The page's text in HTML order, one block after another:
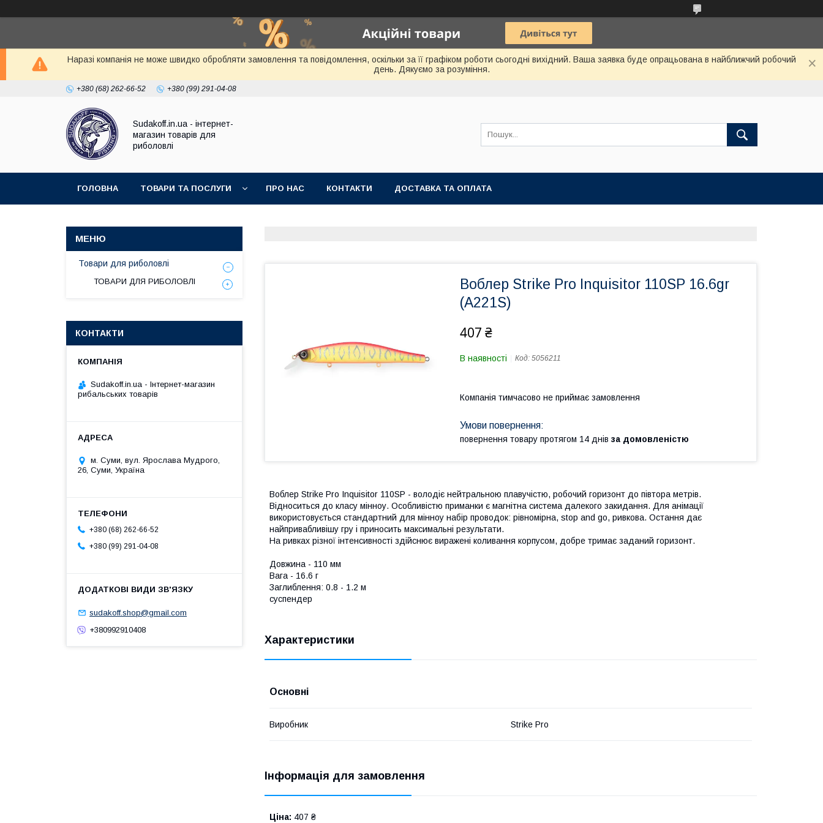
Наразі компанія не може швидко обробляти замовлення та повідомлення, оскільки за її графіком роботи сьогодні вихідний. Ваша заявка буде опрацьована в найближчий робочий
день. Дякуємо за розуміння.
+380 (68) 262-66-52 +380 (99) 291-04-08
Sudakoff.in.ua - інтернет-
магазин товарів для
риболовлі
ГОЛОВНА ТОВАРИ ТА ПОСЛУГИ ПРО НАС КОНТАКТИ ДОСТАВКА ТА ОПЛАТА
Воблер Strike Pro Inquisitor 110SP 16.6gr
(A221S)
407 ₴
В наявності Код: 5056211
Компанія тимчасово не приймає замовлення
повернення товару протягом 14 днів за домовленістю
Воблер Strike Pro Inquisitor 110SP - володіє нейтральною плавучістю, робочий горизонт до півтора метрів.
Відноситься до класу мінноу. Особливістю приманки є магнітна система далекого закидання. Для анімації
використовується стандартний для мінноу набір проводок: рівномірна, stop and go, ривкова. Остання дає
найпривабливішу гру і приносить максимальні результати.
На ривках різної інтенсивності здійснює виражені коливання корпусом, добре тримає заданий горизонт.
Довжина - 110 мм
Вага - 16.6 г
Заглиблення: 0.8 - 1.2 м
суспендер
Характеристики
Основні
Виробник Strike Pro
Інформація для замовлення
Ціна: 407 ₴
Товари для риболовлі
ТОВАРИ ДЛЯ РИБОЛОВЛІ
КОНТАКТИ
Sudakoff.in.ua - Інтернет-магазин
рибальських товарів
м. Суми, вул. Ярослава Мудрого,
26, Суми, Україна
+380 (68) 262-66-52
+380 (99) 291-04-08
sudakoff.shop@gmail.com
+380992910408